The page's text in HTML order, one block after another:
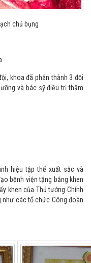
chủ bụng
đã phân thành 3 đội
và bác sỹ điều trị thăm
hiệu tập thể xuất sắc và
bệnh viện tặng bằng khen
khen của Thủ tướng Chính
như các tổ chức Công đoàn